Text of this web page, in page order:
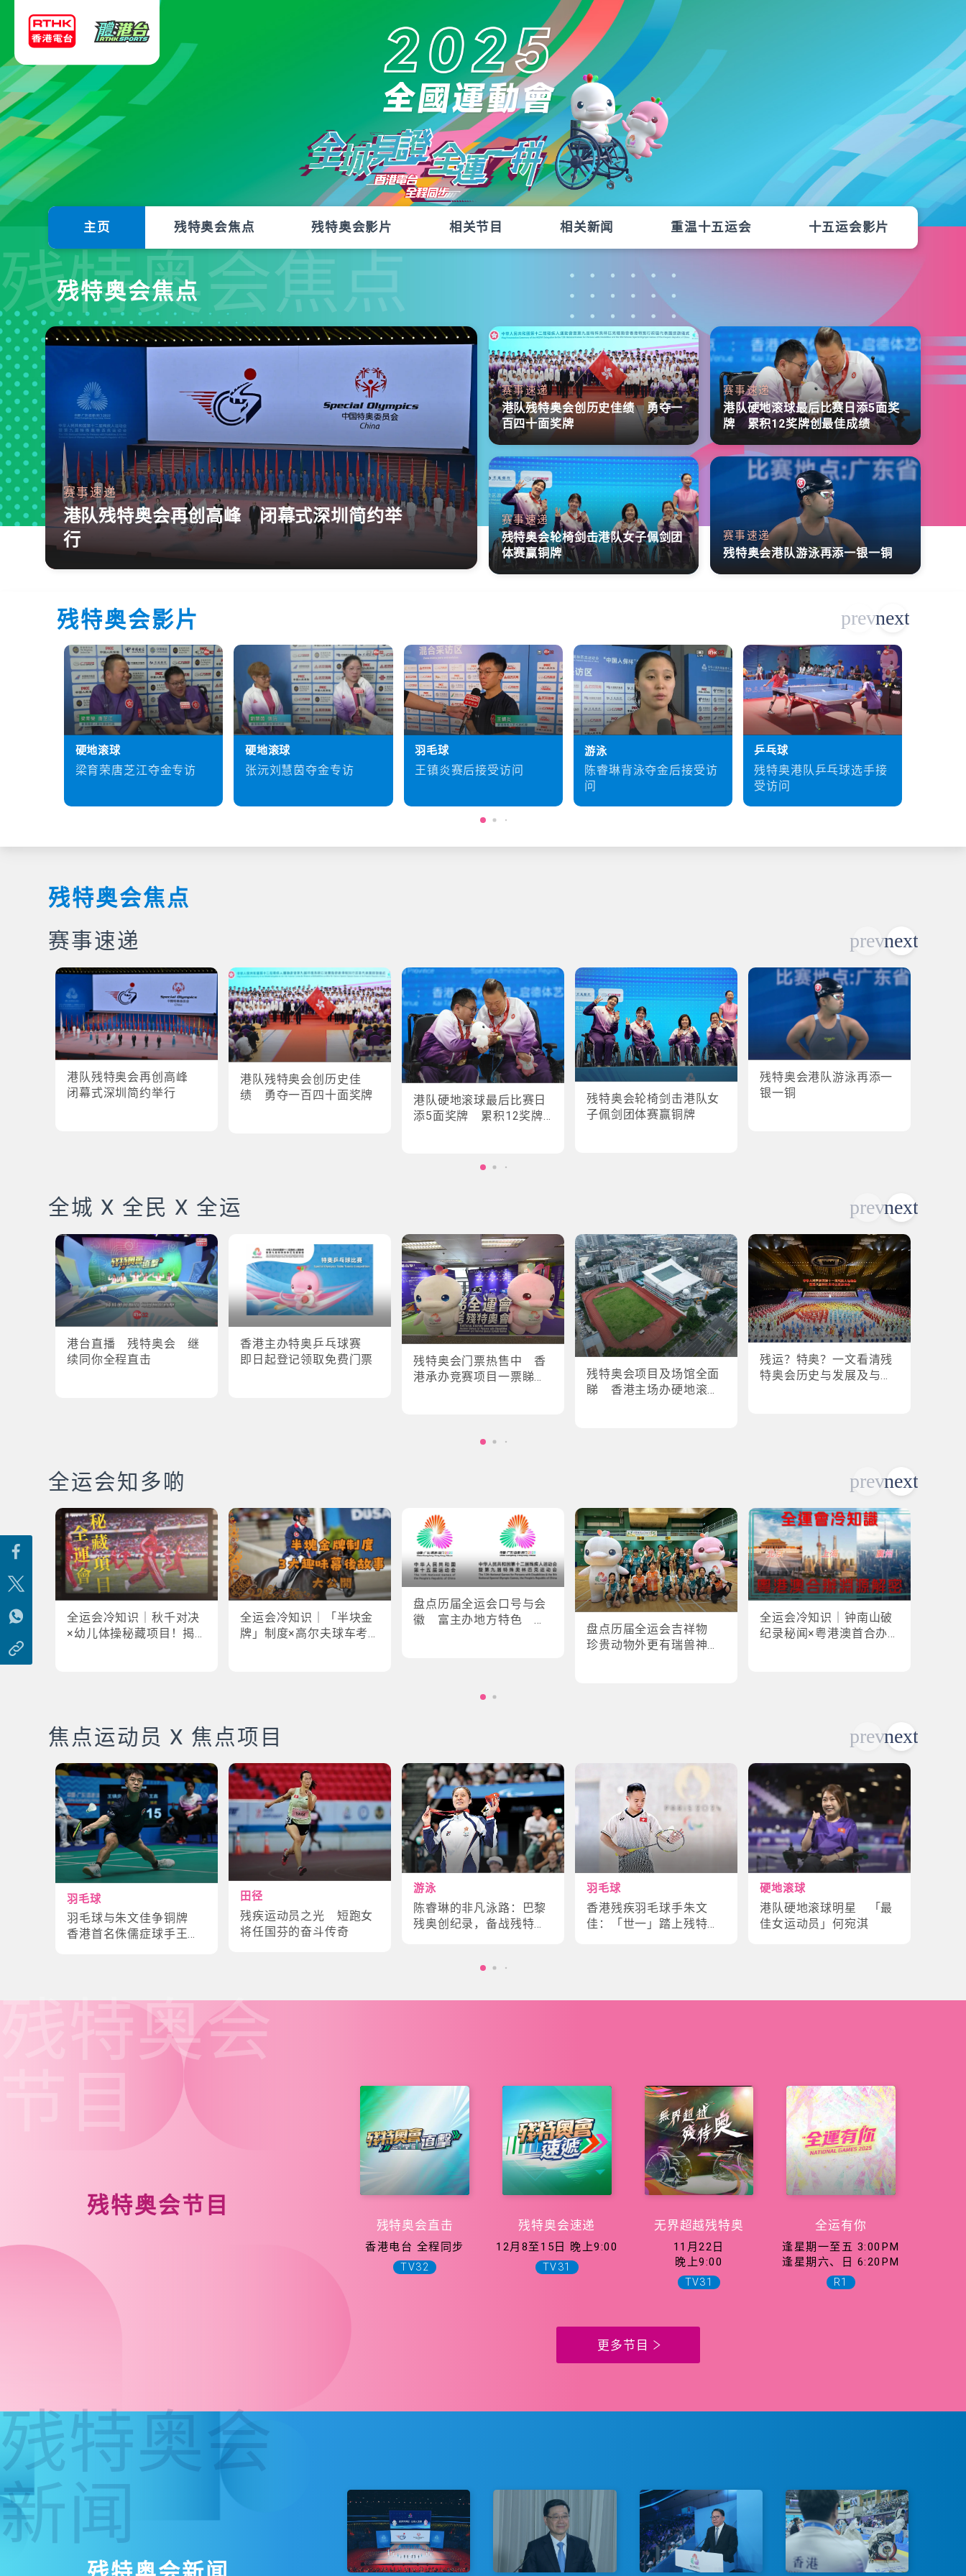
主页 残特奥会焦点 残特奥会影片 相关节目 相关新闻 重温十五运会 十五运会影片
残特奥会焦点
残特奥会焦点
赛事速递
港队残特奥会再创高峰 闭幕式深圳简约举
行
赛事速递
港队残特奥会创历史佳绩 勇夺一
百四十面奖牌
赛事速递
港队硬地滚球最后比赛日添5面奖
牌 累积12奖牌创最佳成绩
赛事速递
残特奥会轮椅剑击港队女子佩剑团
体赛赢铜牌
赛事速递
残特奥会港队游泳再添一银一铜
残特奥会影片
硬地滚球
梁育荣唐芝江夺金专访
硬地滚球
张沅刘慧茵夺金专访
羽毛球
王镇炎赛后接受访问
游泳
陈睿琳背泳夺金后接受访
问
乒乓球
残特奥港队乒乓球选手接
受访问
残特奥会焦点
赛事速递
港队残特奥会再创高峰
闭幕式深圳简约举行
港队残特奥会创历史佳
绩 勇夺一百四十面奖牌
港队硬地滚球最后比赛日
添5面奖牌 累积12奖牌
残特奥会轮椅剑击港队女
子佩剑团体赛赢铜牌
残特奥会港队游泳再添一
银一铜
全城 X 全民 X 全运
港台直播 残特奥会 继
续同你全程直击
香港主办特奥乒乓球赛
即日起登记领取免费门票
残特奥会门票热售中 香
港承办竞赛项目一票睇所
残特奥会项目及场馆全面
睇 香港主场办硬地滚球
残运？特奥？一文看清残
特奥会历史与发展及与全
全运会知多啲
全运会冷知识｜秋千对决
×幼儿体操秘藏项目！揭
全运会冷知识｜「半块金
牌」制度×高尔夫球车考
盘点历届全运会口号与会
徽 富主办地方特色 数
盘点历届全运会吉祥物
珍贵动物外更有瑞兽神话
全运会冷知识｜钟南山破
纪录秘闻×粤港澳首合办
焦点运动员 X 焦点项目
羽毛球
羽毛球与朱文佳争铜牌
香港首名侏儒症球手王镇
田径
残疾运动员之光 短跑女
将任国芬的奋斗传奇
游泳
陈睿琳的非凡泳路：巴黎
残奥创纪录，备战残特奥
羽毛球
香港残疾羽毛球手朱文
佳：「世一」踏上残特奥
硬地滚球
港队硬地滚球明星 「最
佳女运动员」何宛淇
残特奥会节目
残特奥会
残特奥会直击
香港电台 全程同步
TV32
残特奥会速递
12月8至15日 晚上9:00
TV31
无界超越残特奥
11月22日
晚上9:00
TV31
全运有你
逢星期一至五 3:00PM
逢星期六、日 6:20PM
R1
更多节目
残特奥会
新闻